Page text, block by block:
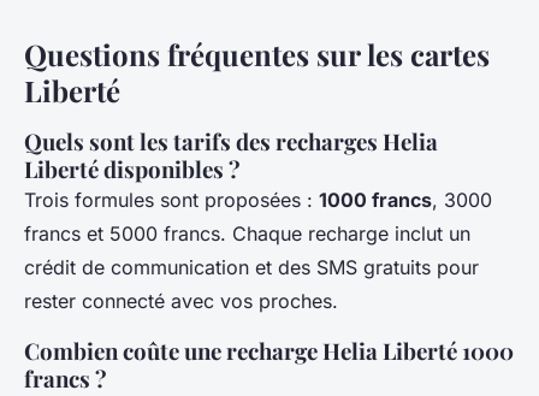
Questions fréquentes sur les cartes
Liberté
Quels sont les tarifs des recharges Helia
Liberté disponibles ?
Trois formules sont proposées : 1000 francs, 3000
francs et 5000 francs. Chaque recharge inclut un
crédit de communication et des SMS gratuits pour
rester connecté avec vos proches.
Combien coûte une recharge Helia Liberté 1000
francs ?